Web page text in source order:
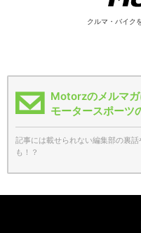
クルマ・バイク
Motorzのメルマ
モータースポーツ
記事には載せられない編集部の裏
も！？